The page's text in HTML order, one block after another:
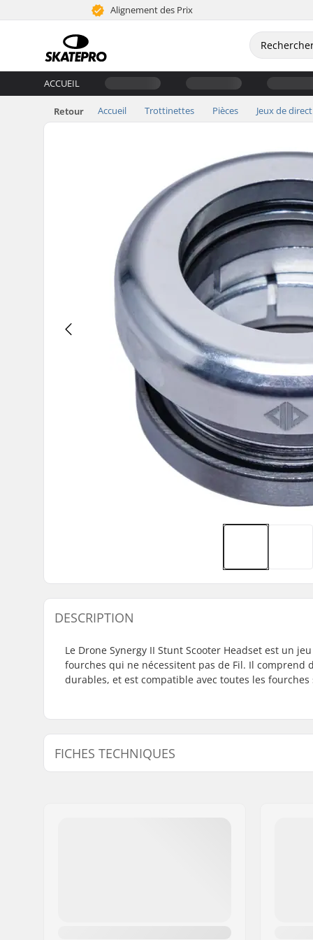
Alignement des Prix
ACCUEIL
Retour Accueil Trottinettes Pièces Jeux de
DESCRIPTION
Le Drone Synergy II Stunt Scooter Headset est un
fourches qui ne nécessitent pas de Fil. Il
durables, et est compatible avec toutes les
FICHES TECHNIQUES